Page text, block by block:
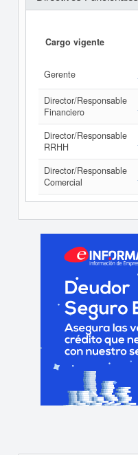
Cargo vigente
Gerente
Director/Responsable
Financiero
Director/Responsable
RRHH
Director/Responsable
Comercial